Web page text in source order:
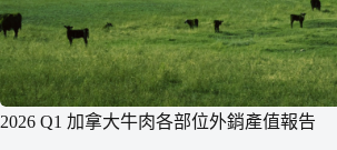
2026 Q1 加拿大牛肉各部位外銷產值報告